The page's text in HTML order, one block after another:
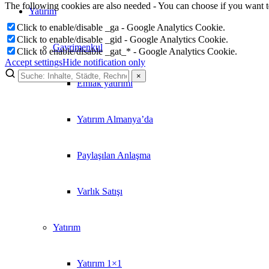
Yatırım
Gayrimenkul
Emlak yatırımı
Yatırım Almanya’da
Paylaşılan Anlaşma
Varlık Satışı
Yatırım
Yatırım 1×1
The following cookies are also needed - You can choose if you want
Click to enable/disable _ga - Google Analytics Cookie.
Click to enable/disable _gid - Google Analytics Cookie.
Click to enable/disable _gat_* - Google Analytics Cookie.
Accept settingsHide notification only
×
Kostenlos abonnieren